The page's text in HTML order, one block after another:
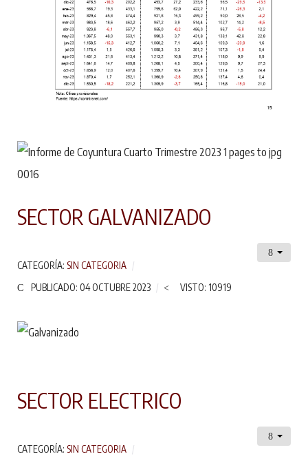
SECTOR GALVANIZADO
CATEGORÍA: SIN CATEGORIA
PUBLICADO: 04 OCTUBRE 2023
VISTO: 10919
SECTOR ELECTRICO
CATEGORÍA: SIN CATEGORIA